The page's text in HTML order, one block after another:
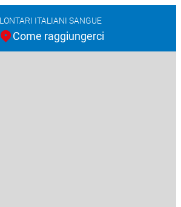
ITALIANI SANGUE
Come raggiungerci